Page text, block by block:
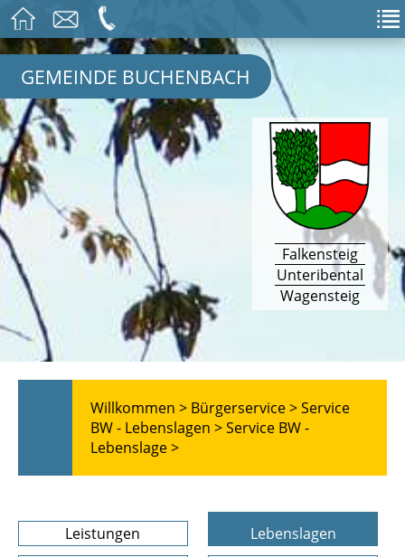
GEMEINDE BUCHENBACH
Falkensteig
Unteribental
Wagensteig
Willkommen > Bürgerservice >Service
BW - Lebenslagen >Service BW -
Lebenslage >
Leistungen
Lebenslagen